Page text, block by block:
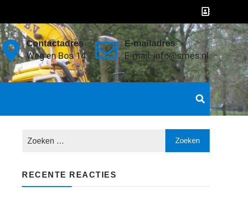
Contactadres
Weg en Bos 14
E-mailadres
E-mail: info@smes.nl
RECENTE REACTIES